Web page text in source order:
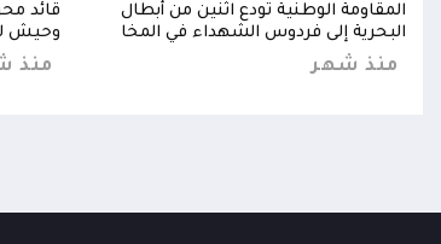
المقاومة الوطنية تودع اثنين من أبطال
البحرية إلى فردوس الشهداء في المخا
منذ شهر
قائد
وحيش لن
منذ